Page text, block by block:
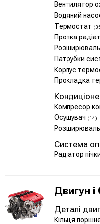
Вентилятор
Водяний
Термостат
Пропка
Патрубки
Корпус
Прокладка
Компресор
Осушувач (14)
Система
Радіатор пічки
Двигун
Деталі
Кільця